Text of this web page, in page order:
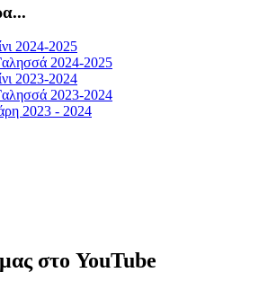
2024-2025
2024-2025
2023-2024
2023-2024
2023 - 2024
στο YouTube